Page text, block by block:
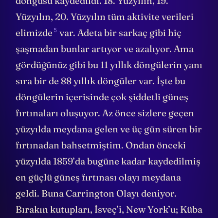
Yüzyılın, 20. Yüzyılın tüm aktivite verileri
elimizde 5 var. Adeta bir sarkaç gibi hiç
şaşmadan bunlar artıyor ve azalıyor. Ama
gördüğünüz gibi bu 11 yıllık döngülerin yanı
sıra bir de 88 yıllık döngüler var. İşte bu
döngülerin içerisinde çok şiddetli güneş
fırtınaları oluşuyor. Az önce sizlere geçen
yüzyılda meydana gelen ve üç gün süren bir
fırtınadan bahsetmiştim. Ondan önceki
yüzyılda 1859’da bugüne kadar kaydedilmiş
en güçlü güneş fırtınası olayı meydana
geldi. Buna Carrington Olayı deniyor.
Bırakın kutupları, İsveç’i, New York’u; Küba